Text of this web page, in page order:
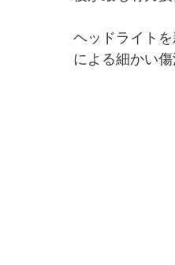
ヘッドライト
による細かい